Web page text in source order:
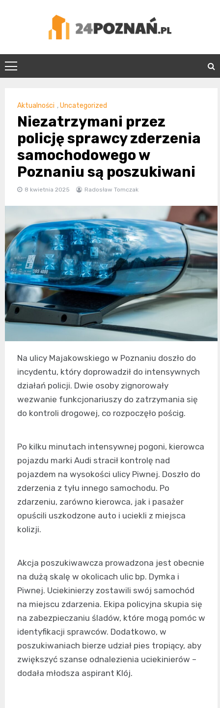
24Poznań.pl
Aktualności ,Uncategorized
Niezatrzymani przez
policję sprawcy zderzenia
samochodowego w
Poznaniu są poszukiwani
8 kwietnia 2025 Radosław Tomczak
Na ulicy Majakowskiego w Poznaniu doszło do
incydentu, który doprowadził do intensywnych
działań policji. Dwie osoby zignorowały
wezwanie funkcjonariuszy do zatrzymania się
do kontroli drogowej, co rozpoczęło pościg.
Po kilku minutach intensywnej pogoni, kierowca
pojazdu marki Audi stracił kontrolę nad
pojazdem na wysokości ulicy Piwnej. Doszło do
zderzenia z tyłu innego samochodu. Po
zdarzeniu, zarówno kierowca, jak i pasażer
opuścili uszkodzone auto i uciekli z miejsca
kolizji.
Akcja poszukiwawcza prowadzona jest obecnie
na dużą skalę w okolicach ulic bp. Dymka i
Piwnej. Uciekinierzy zostawili swój samochód
na miejscu zdarzenia. Ekipa policyjna skupia się
na zabezpieczaniu śladów, które mogą pomóc w
identyfikacji sprawców. Dodatkowo, w
poszukiwaniach bierze udział pies tropiący, aby
zwiększyć szanse odnalezienia uciekinierów –
dodała młodsza aspirant Klój.